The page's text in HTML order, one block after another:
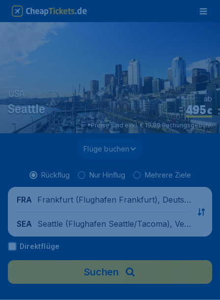
USA
Seattle €
495
ab
*Preise sind exkl. € 19,99 Buchungsgebühr.
Flüge buchen
Rückflug Nur Hinflug Mehrere Ziele
FRA
Frankfurt (Flughafen Frankfurt), Deutsc
SEA
Seattle (Flughafen Seattle/Tacoma), Ver
einigte Staaten
Direktflüge
Suchen